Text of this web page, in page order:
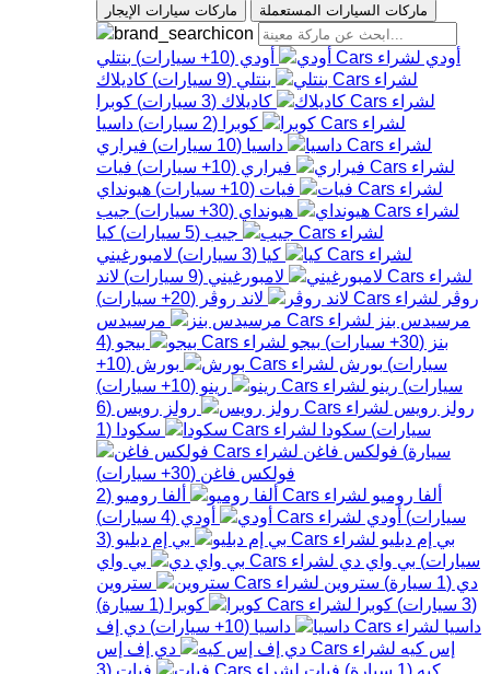
ماركات سيارات الإيجار ماركات السيارات المستعملة
أودي أودي (
10+ سيارات) بنتلي
بنتلي (
9 سيارات) كاديلاك
كاديلاك (
3 سيارات) كوبرا
كوبرا (
2 سيارات) داسيا
داسيا (
10 سيارات) فيراري
فيراري (
10+ سيارات) فيات
فيات (
10+ سيارات) هيونداي
هيونداي (
30+ سيارات) جيب
جيب (
5 سيارات) كيا
كيا (
3 سيارات) لامبورغيني
لامبورغيني (
9 سيارات) لاند
روڤر
لاند روڤر (
20+ سيارات)
مرسيدس بنز
مرسيدس
بنز (
30+ سيارات) بيجو بيجو (
4
سيارات) بورش بورش (
10+
سيارات) رينو رينو (
10+ سيارات)
رولز رويس
رولز رويس (
6
سيارات) سكودا سكودا (
1
سيارة) فولكس فاغن
فولكس فاغن (
30+ سيارات)
ألفا روميو
ألفا روميو (
2
سيارات) أودي أودي (
4 سيارات)
بي إم دبليو
بي إم دبليو (
3
سيارات) بي واي دي
بي واي
دي (
1 سيارة) ستروين
ستروين
(
3 سيارات) كوبرا كوبرا (
1 سيارة)
داسيا
داسيا (
10+ سيارات) دي إف
إس كيه
دي إف إس